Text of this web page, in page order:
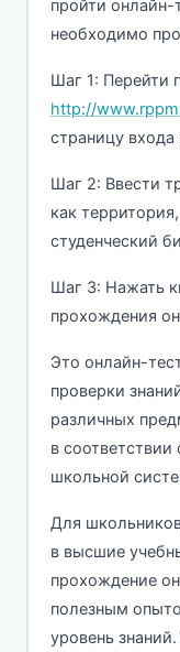
пройти онлайн-
необходимо
Шаг 1: Перейти
http://
страницу входа
Шаг 2: Ввести
как
студенческий
Шаг 3: Нажать
прохождения
Это онлайн-
проверки
различных
в
школьной
Для
в высшие
прохождение
полезным
уровень